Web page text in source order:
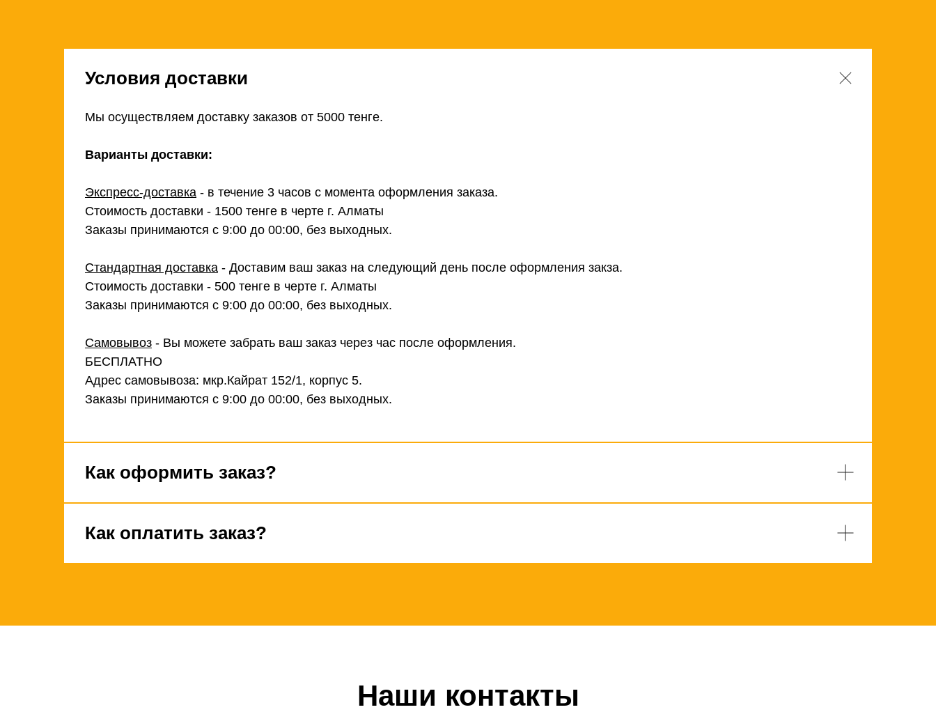
Условия доставки
Мы осуществляем доставку заказов от 5000 тенге.
Варианты доставки:
Экспресс-доставка - в течение 3 часов с момента оформления заказа.
Стоимость доставки - 1500 тенге в черте г. Алматы
Заказы принимаются с 9:00 до 00:00, без выходных.
Стандартная доставка - Доставим ваш заказ на следующий день после оформления закза.
Стоимость доставки - 500 тенге в черте г. Алматы
Заказы принимаются с 9:00 до 00:00, без выходных.
Самовывоз - Вы можете забрать ваш заказ через час после оформления.
БЕСПЛАТНО
Адрес самовывоза: мкр.Кайрат 152/1, корпус 5.
Заказы принимаются с 9:00 до 00:00, без выходных.
Как оформить заказ?
Как оплатить заказ?
Наши контакты